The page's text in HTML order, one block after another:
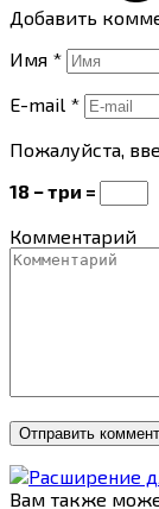
Добавить
Имя *
E-mail *
Пожалуйста,
18 − три =
Комментарий
Вам также